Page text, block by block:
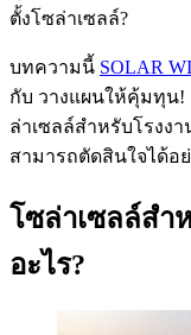
ตั้งโซล่าเซลล์?
บทความนี้ SOLAR
กับ วางแผนให้คุ้มทุน!
ล่าเซลล์สำหรับโรงง
สามารถตัดสินใจได้อ
โซล่าเซลล์สำ
อะไร?